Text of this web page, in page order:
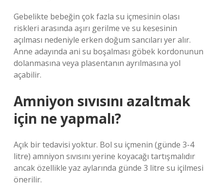
Gebelikte bebeğin çok fazla su içmesinin olası
riskleri arasında aşırı gerilme ve su kesesinin
açılması nedeniyle erken doğum sancıları yer alır.
Anne adayında ani su boşalması göbek kordonunun
dolanmasına veya plasentanın ayrılmasına yol
açabilir.
Amniyon sıvısını azaltmak
için ne yapmalı?
Açık bir tedavisi yoktur. Bol su içmenin (günde 3-4
litre) amniyon sıvısını yerine koyacağı tartışmalıdır
ancak özellikle yaz aylarında günde 3 litre su içilmesi
önerilir.